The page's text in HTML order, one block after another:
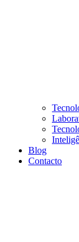
Blog
Contacto